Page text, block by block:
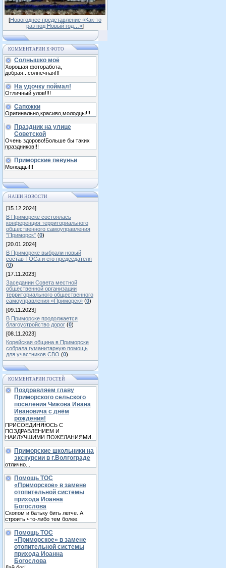
[Новогоднее представление «Как-то
раз под Новый год…»]
КОММЕНТАРИИ К ФОТО
Солнышко моё
Хорошая фоторабота,
добрая...солнечная!!!
На удочку поймал!
Отличный улов!!!!
Сапожки
Оригинально,красиво,молодцы!!!
Праздник на улице
Советской
Очень здорово!Больше бы таких
праздников!!!
Приморские певуньи
Молодцы!!!
НАШИ НОВОСТИ
[15.12.2024]
В Приморске состоялась
конференция территориального
общественного самоуправления
"Приморск" (0)
[20.01.2024]
В Приморске выбрали новый
состав ТОСа и его председателя
(0)
[17.11.2023]
Заседании Совета местной
общественной организации
территориального общественного
самоуправления «Приморск» (0)
[09.11.2023]
В Приморске продолжается
благоустройство дорог (0)
[08.11.2023]
Корейская община в Приморске
собрала гуманитарную помощь
для участников СВО (0)
КОММЕНТАРИИ ГОСТЕЙ
Поздравляем главу
Приморского сельского
поселения Чижова Ивана
Ивановича с днём
рождения!
ПРИСОЕДИНЯЮСЬ С
ПОЗДРАВЛЕНИЕМ И
НАИЛУЧШИМИ ПОЖЕЛАНИЯМИ.
Приморские школьники на
экскурсии в г.Волгограде
отлично...
Помощь ТОС
«Приморское» в замене
отопительной системы
прихода Иоанна
Богослова
Скопом и батьку бить легче. А
строить что-либо тем более.
Помощь ТОС
«Приморское» в замене
отопительной системы
прихода Иоанна
Богослова